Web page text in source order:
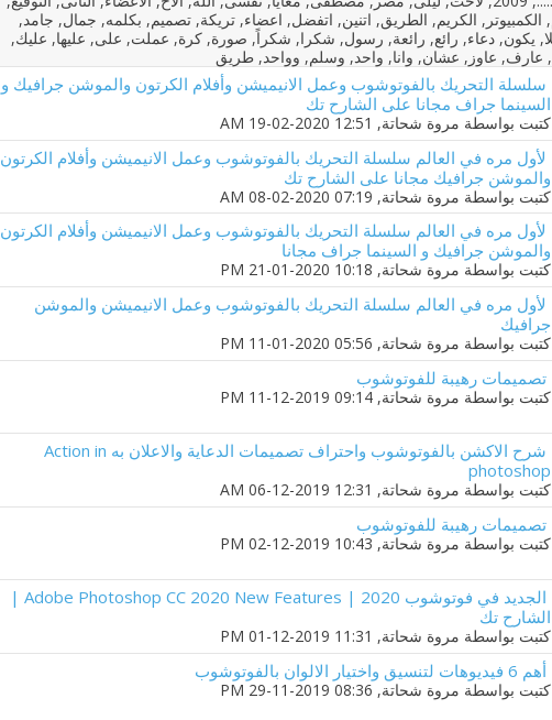
سلسلة التحريك بالفوتوشوب وعمل الانيميشن وأفلام الكرتون والموشن جرافيك و
السينما جراف مجانا على الشارح تك
كتبت بواسطة مروة شحاتة‏, 19-02-2020 12:51 AM
لأول مره في العالم سلسلة التحريك بالفوتوشوب وعمل الانيميشن وأفلام الكرتون
والموشن جرافيك مجانا على الشارح تك
كتبت بواسطة مروة شحاتة‏, 08-02-2020 07:19 AM
لأول مره في العالم سلسلة التحريك بالفوتوشوب وعمل الانيميشن وأفلام الكرتون
والموشن جرافيك و السينما جراف مجانا
كتبت بواسطة مروة شحاتة‏, 21-01-2020 10:18 PM
لأول مره في العالم سلسلة التحريك بالفوتوشوب وعمل الانيميشن والموشن
جرافيك
كتبت بواسطة مروة شحاتة‏, 11-01-2020 05:56 PM
تصميمات رهيبة للفوتوشوب
كتبت بواسطة مروة شحاتة‏, 11-12-2019 09:14 PM
شرح الاكشن بالفوتوشوب واحتراف تصميمات الدعاية والاعلان به Action in
photoshop
كتبت بواسطة مروة شحاتة‏, 06-12-2019 12:31 AM
تصميمات رهيبة للفوتوشوب
كتبت بواسطة مروة شحاتة‏, 02-12-2019 10:43 PM
الجديد في فوتوشوب 2020 | Adobe Photoshop CC 2020 New Features |
الشارح تك
كتبت بواسطة مروة شحاتة‏, 01-12-2019 11:31 PM
أهم 6 فيديوهات لتنسيق واختيار الالوان بالفوتوشوب
كتبت بواسطة مروة شحاتة‏, 29-11-2019 08:36 PM